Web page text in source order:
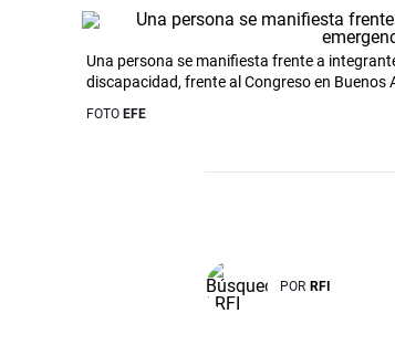
Una persona se manifiesta frente a
discapacidad, frente al Congreso en Buenos
FOTO EFE
POR RFI